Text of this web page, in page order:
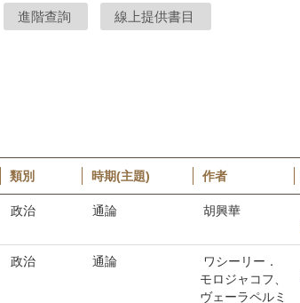
進階查詢 線上提供書目
類別 時期(主題) 作者
政治 通論 胡興華
政治 通論
ワシーリー．
モロジャコフ、
ヴェーラペルミ